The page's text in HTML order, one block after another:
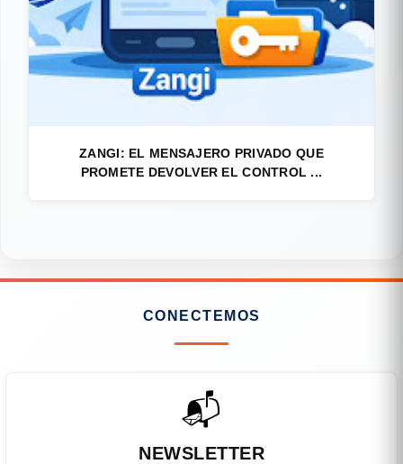
ZANGI: EL MENSAJERO PRIVADO QUE
PROMETE DEVOLVER EL CONTROL ...
CONECTEMOS
📬
NEWSLETTER